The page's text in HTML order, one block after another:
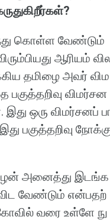
?
கொள்ள வேண்டும்
ஆரியம்
தமிழை அவர் விம
பகுத்தறிவு விமர்சன
. இது ஒரு விமர்சனப்
இது பகுத்தறிவு
அனைத்து இடங்க
வேண்டும் என்பதற்
வரை உள்ளே நு